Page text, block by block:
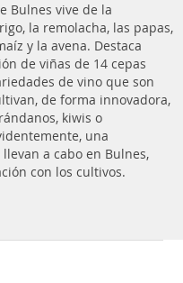
Bulnes vive de la
la remolacha, las papas,
y la avena. Destaca
de viñas de 14 cepas
de vino que son
de forma innovadora,
kiwis o
una
a cabo en Bulnes,
con los cultivos.